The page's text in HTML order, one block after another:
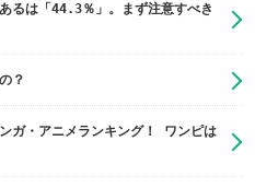
るは「44.3％」。まず注意すべき
？
ガ・アニメランキング！ ワンピは